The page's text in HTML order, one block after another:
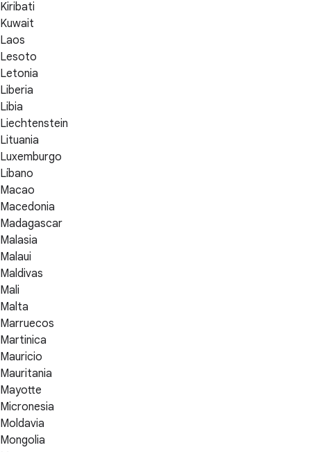
Kiribati
Kuwait
Laos
Lesoto
Letonia
Liberia
Libia
Liechtenstein
Lituania
Luxemburgo
Líbano
Macao
Macedonia
Madagascar
Malasia
Malaui
Maldivas
Mali
Malta
Marruecos
Martinica
Mauricio
Mauritania
Mayotte
Micronesia
Moldavia
Mongolia